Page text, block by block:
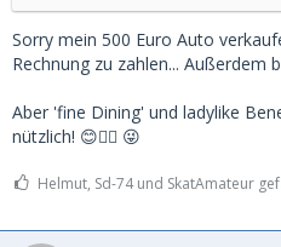
Sorry mein 500 Euro Auto
Rechnung zu zahlen... Außerdem
Aber 'fine Dining' und ladylike
nützlich! 😊👍🏻 😜
Helmut, Sd-74 und SkatAmateur